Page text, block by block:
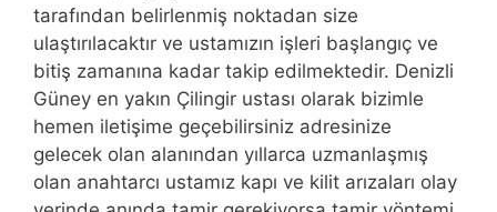
tarafından belirlenmiş noktadan size
ulaştırılacaktır ve ustamızın işleri başlangıç ve
bitiş zamanına kadar takip edilmektedir. Denizli
Güney en yakın Çilingir ustası olarak bizimle
hemen iletişime geçebilirsiniz adresinize
gelecek olan alanından yıllarca uzmanlaşmış
olan anahtarcı ustamız kapı ve kilit arızaları olay